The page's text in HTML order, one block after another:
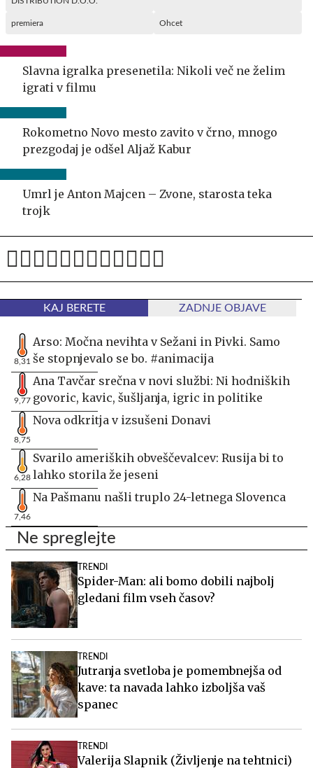
premiera Ohcet
Slavna igralka presenetila: Nikoli več ne želim
igrati v filmu
Rokometno Novo mesto zavito v črno, mnogo
prezgodaj je odšel Aljaž Kabur
Umrl je Anton Majcen – Zvone, starosta teka
trojk
KAJ BERETE ZADNJE OBJAVE
8,31
Arso: Močna nevihta v Sežani in Pivki. Samo
še stopnjevalo se bo. #animacija
9,77
Ana Tavčar srečna v novi službi: Ni hodniških
govoric, kavic, šušljanja, igric in politike
8,75
Nova odkritja v izsušeni Donavi
6,28
Svarilo ameriških obveščevalcev: Rusija bi to
lahko storila že jeseni
7,46
Na Pašmanu našli truplo 24-letnega Slovenca
Ne spreglejte
TRENDI
Spider-Man: ali bomo dobili najbolj
gledani film vseh časov?
TRENDI
Jutranja svetloba je pomembnejša od
kave: ta navada lahko izboljša vaš
spanec
TRENDI
Valerija Slapnik (Življenje na tehtnici)